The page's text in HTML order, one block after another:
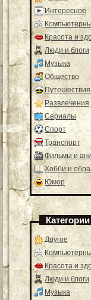
Интересное
Красота и
Люди и блоги
Музыка
Общество
Развлечения
Сериалы
Спорт
Транспорт
Фильмы и
Хобби и
Юмор
Другое
Красота и
Люди и блоги
Музыка